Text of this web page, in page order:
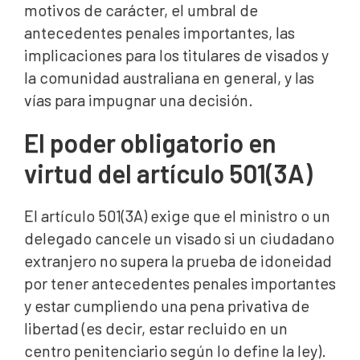
motivos de carácter, el umbral de
antecedentes penales importantes, las
implicaciones para los titulares de visados y
la comunidad australiana en general, y las
vías para impugnar una decisión.
El poder obligatorio en
virtud del artículo 501(3A)
El artículo 501(3A) exige que el ministro o un
delegado cancele un visado si un ciudadano
extranjero no supera la prueba de idoneidad
por tener antecedentes penales importantes
y estar cumpliendo una pena privativa de
libertad (es decir, estar recluido en un
centro penitenciario según lo define la ley).